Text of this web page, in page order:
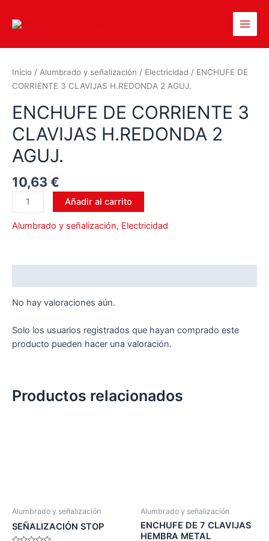
Inicio / Alumbrado y señalización / Electricidad / ENCHUFE DE
CORRIENTE 3 CLAVIJAS H.REDONDA 2 AGUJ.
ENCHUFE DE CORRIENTE 3
CLAVIJAS H.REDONDA 2
AGUJ.
10,63€
Añadir al carrito
Alumbrado y señalización, Electricidad
No hay valoraciones aún.
Solo los usuarios registrados que hayan comprado este
producto pueden hacer una valoración.
Productos relacionados
Alumbrado y señalización
SEÑALIZACIÓN STOP
Alumbrado y señalización
ENCHUFE DE 7 CLAVIJAS
HEMBRA METAL